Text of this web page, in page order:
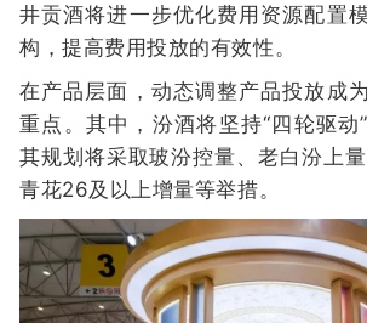
井贡酒将进一步优化费用资源配置
构，提高费用投放的有效性。
在产品层面，动态调整产品投放成
重点。其中，汾酒将坚持“四轮驱动
其规划将采取玻汾控量、老白汾上
青花26及以上增量等举措。